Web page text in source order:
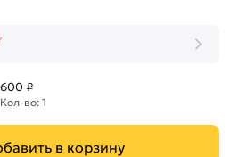
600 ₽
Кол-во: 1
в корзину